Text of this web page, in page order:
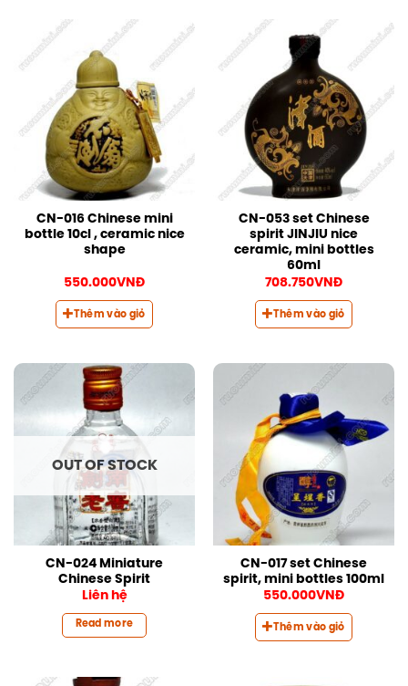
CN-016 Chinese mini
bottle 10cl , ceramic nice
shape
550.000VNĐ
Thêm vào giỏ
CN-053 set Chinese
spirit JINJIU nice
ceramic, mini bottles
60ml
708.750VNĐ
Thêm vào giỏ
OUT OF STOCK
CN-024 Miniature
Chinese Spirit
Liên hệ
Read more
CN-017 set Chinese
spirit, mini bottles 100ml
550.000VNĐ
Thêm vào giỏ